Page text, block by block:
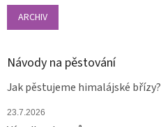
ARCHIV
Návody na pěstování
Jak pěstujeme himalájské břízy?
23.7.2026